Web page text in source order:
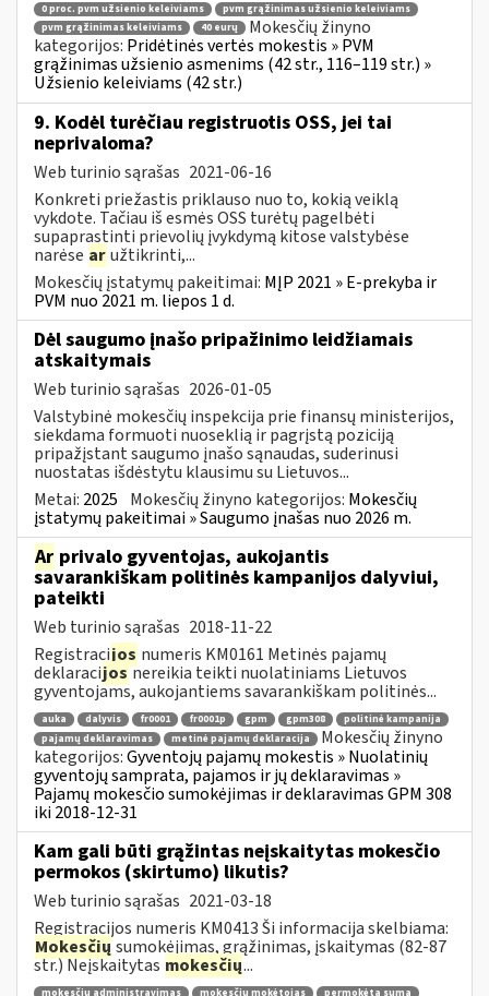
0 proc. pvm užsienio keleiviams
pvm grąžinimas užsienio keleiviams
pvm grąžinimas keleiviams
40 eurų
Mokesčių žinyno
kategorijos: Pridėtinės vertės mokestis » PVM
grąžinimas užsienio asmenims (42 str., 116–119 str.) »
Užsienio keleiviams (42 str.)
9. Kodėl turėčiau registruotis OSS, jei tai
neprivaloma?
Web turinio sąrašas 2021-06-16
Konkreti priežastis priklauso nuo to, kokią veiklą
vykdote. Tačiau iš esmės OSS turėtų pagelbėti
supaprastinti prievolių įvykdymą kitose valstybėse
narėse aružtikrinti,...
Mokesčių įstatymų pakeitimai: MĮP 2021 » E-prekyba ir
PVM nuo 2021 m. liepos 1 d.
Dėl saugumo įnašo pripažinimo leidžiamais
atskaitymais
Web turinio sąrašas 2026-01-05
Valstybinė mokesčių inspekcija prie finansų ministerijos,
siekdama formuoti nuoseklią ir pagrįstą poziciją
pripažįstant saugumo įnašo sąnaudas, suderinusi
nuostatas išdėstytu klausimu su Lietuvos...
Metai: 2025 Mokesčių žinyno kategorijos: Mokesčių
įstatymų pakeitimai » Saugumo įnašas nuo 2026 m.
Ar privalo gyventojas, aukojantis
savarankiškam politinės kampanijos dalyviui,
pateikti
Web turinio sąrašas 2018-11-22
Registracijos numeris KM0161 Metinės pajamų
deklaracijosnereikia teikti nuolatiniams Lietuvos
gyventojams, aukojantiems savarankiškam politinės...
auka dalyvis fr0001 fr0001p gpm gpm308
politinė kampanija
pajamų deklaravimas
metinė pajamų deklaracija
Mokesčių žinyno
kategorijos:Gyventojų pajamų mokestis » Nuolatinių
gyventojų samprata, pajamos ir jų deklaravimas »
Pajamų mokesčio sumokėjimas ir deklaravimas GPM 308
iki 2018-12-31
Kam gali būti grąžintas neįskaitytas mokesčio
permokos (skirtumo) likutis?
Web turinio sąrašas 2021-03-18
Registracijos numeris KM0413 Ši informacija skelbiama:
Mokesčių sumokėjimas, grąžinimas, įskaitymas (82-87
str.) Neįskaitytas mokesčių...